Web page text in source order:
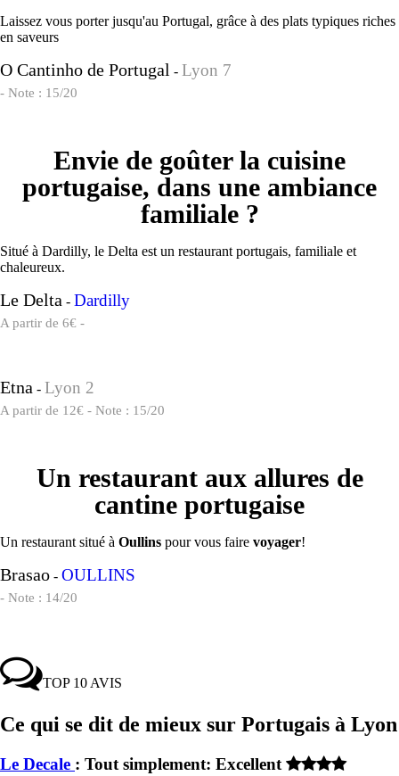
Laissez vous porter jusqu'au Portugal, grâce à des plats typiques riches
en saveurs
O Cantinho de Portugal - Lyon 7
- Note : 15/20
Envie de goûter la cuisine
portugaise, dans une ambiance
familiale ?
Situé à Dardilly, le Delta est un restaurant portugais, familiale et
chaleureux.
Le Delta - Dardilly
A partir de 6€ -
Etna - Lyon 2
A partir de 12€ - Note : 15/20
Un restaurant aux allures de
cantine portugaise
Un restaurant situé à Oullins pour vous faire voyager!
Brasao - OULLINS
- Note : 14/20
TOP 10 AVIS
Ce qui se dit de mieux sur Portugais à Lyon
Le Decale : Tout simplement: Excellent